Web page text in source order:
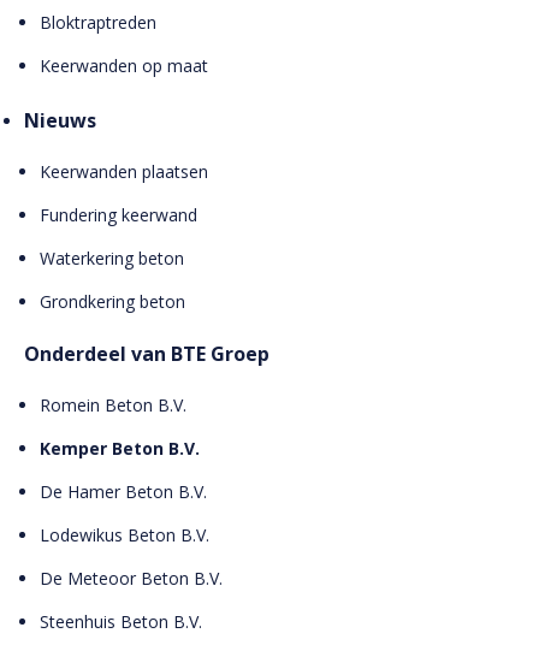
Bloktraptreden
Keerwanden op maat
Nieuws
Keerwanden plaatsen
Fundering keerwand
Waterkering beton
Grondkering beton
Onderdeel van BTE Groep
Romein Beton B.V.
Kemper Beton B.V.
De Hamer Beton B.V.
Lodewikus Beton B.V.
De Meteoor Beton B.V.
Steenhuis Beton B.V.